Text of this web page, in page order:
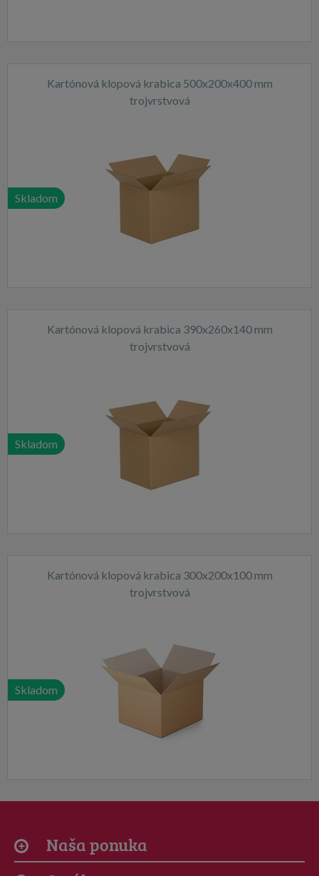
Kartónová klopová krabica 500x200x400 mm
trojvrstvová
Skladom
Kartónová klopová krabica 390x260x140 mm
trojvrstvová
Skladom
Kartónová klopová krabica 300x200x100 mm
trojvrstvová
Skladom
Naša ponuka